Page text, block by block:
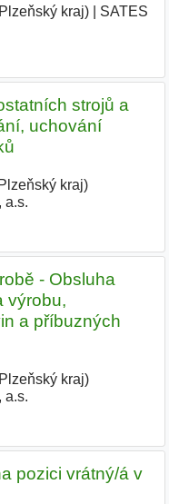
kraj)|
SATES
strojů a
uchování
kraj)|
a.s.
- Obsluha
výrobu,
a příbuzných
kraj)|
a.s.
pozici vrátný/á v